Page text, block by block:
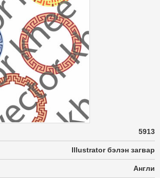
5913
Illustrator бэлэн загвар
Англи